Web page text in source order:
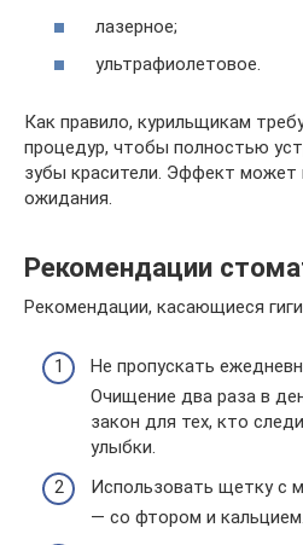
лазерное;
ультрафиолетовое.
Как правило, курильщикам
процедур, чтобы полностью
зубы красители. Эффект может
ожидания.
Рекомендации
Рекомендации, касающиеся
Не пропускать
Очищение два раза в
закон для тех, кто
улыбки.
Использовать щетку с
— со фтором и кальцием.